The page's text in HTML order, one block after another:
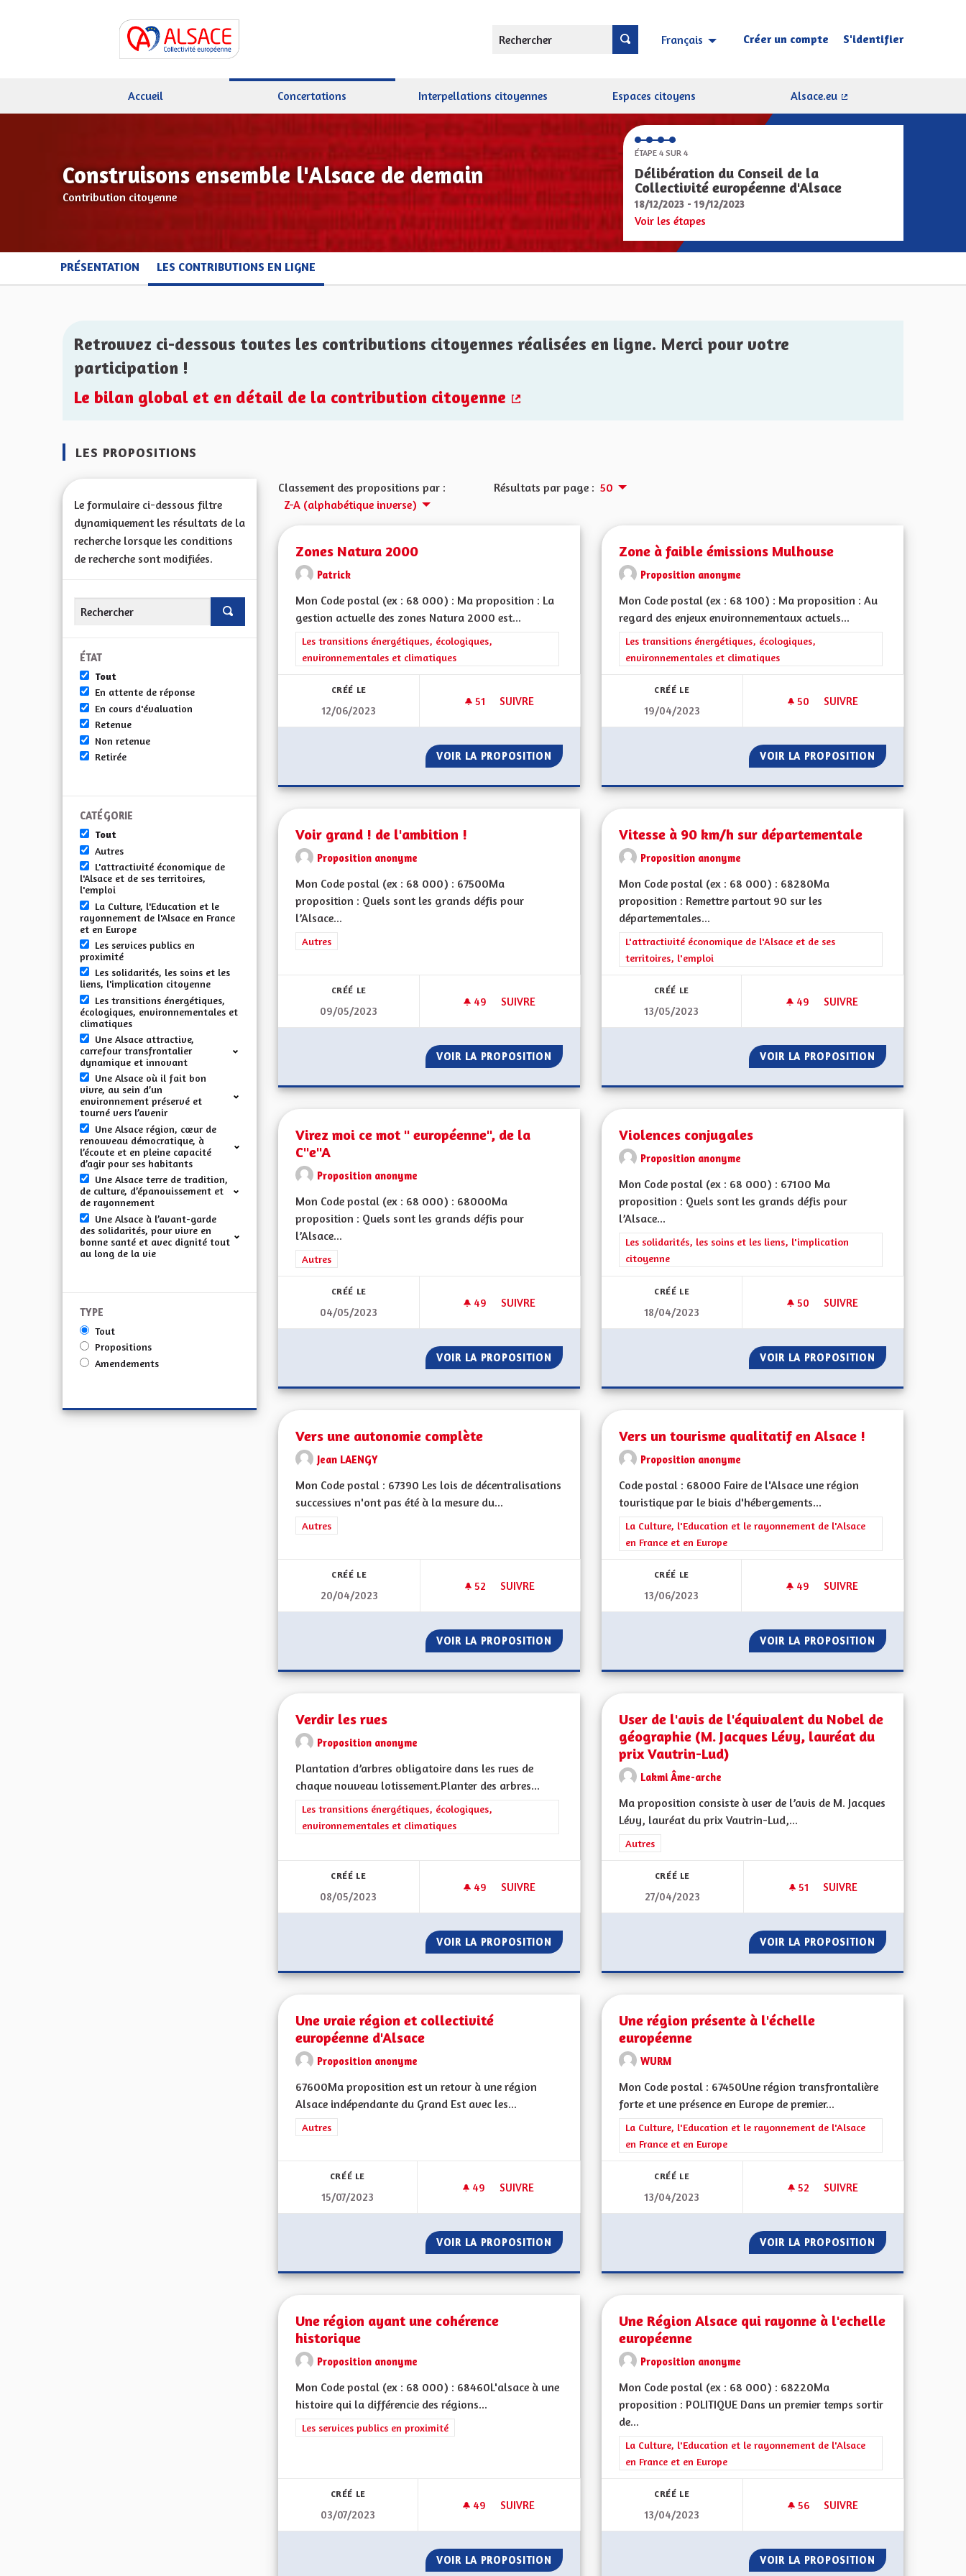
Rechercher Français Choisir la langue Sprache wählen
Créer un compte S'identifier
Accueil Concertations Interpellations citoyennes Espaces citoyens
Alsace.eu
Construisons ensemble l'Alsace de demain
Contribution citoyenne
ÉTAPE 4 SUR 4
Délibération du Conseil de la
Collectivité européenne d'Alsace
18/12/2023 - 19/12/2023
Voir les étapes
PRÉSENTATION LES CONTRIBUTIONS EN LIGNE
Retrouvez ci-dessous toutes les contributions citoyennes réalisées en ligne. Merci pour votre
participation !
Le bilan global et en détail de la contribution citoyenne
LES PROPOSITIONS
Le formulaire ci-dessous filtre
dynamiquement les résultats de la
recherche lorsque les conditions
de recherche sont modifiées.
ÉTAT
Tout
En attente de réponse
En cours d'évaluation
Retenue
Non retenue
Retirée
CATÉGORIE
Tout
Autres
L'attractivité économique de
l'Alsace et de ses territoires,
l'emploi
La Culture, l'Education et le
rayonnement de l'Alsace en France
et en Europe
Les services publics en
proximité
Les solidarités, les soins et les
liens, l'implication citoyenne
Les transitions énergétiques,
écologiques, environnementales et
climatiques
Une Alsace attractive,
carrefour transfrontalier
dynamique et innovant
Une Alsace où il fait bon
vivre, au sein d’un
environnement préservé et
tourné vers l’avenir
Une Alsace région, cœur de
renouveau démocratique, à
l’écoute et en pleine capacité
d’agir pour ses habitants
Une Alsace terre de tradition,
de culture, d’épanouissement et
de rayonnement
Une Alsace à l’avant-garde
des solidarités, pour vivre en
bonne santé et avec dignité tout
au long de la vie
TYPE
Tout
Propositions
Amendements
Classement des propositions par :
Z-A (alphabétique inverse)
Résultats par page : 50
Zones Natura 2000
Patrick
Mon Code postal (ex : 68 000) : Ma proposition : La
gestion actuelle des zones Natura 2000 est...
Filtrer les résultats de la catégorie : Les transitions énergétiques, écologiques, environnementales et climatiques
Les transitions énergétiques, écologiques,
environnementales et climatiques
CRÉÉ LE
12/06/2023
51 51 ABONNÉS
SUIVRE
VOIR LA PROPOSITION ZONES NATURA 2000
Zone à faible émissions Mulhouse
Proposition anonyme
Mon Code postal (ex : 68 100) : Ma proposition : Au
regard des enjeux environnementaux actuels...
Filtrer les résultats de la catégorie : Les transitions énergétiques,
Les transitions énergétiques, écologiques,
environnementales et climatiques
CRÉÉ LE
19/04/2023
50 50 ABONNÉS
SUIVRE
VOIR LA PROPOSITION ZONE À FAIBLE
Voir grand ! de l'ambition !
Proposition anonyme
Mon Code postal (ex : 68 000) : 67500Ma
proposition : Quels sont les grands défis pour
l’Alsace...
Filtrer les résultats de la catégorie : Autres
Autres
CRÉÉ LE
09/05/2023
49 49 ABONNÉS
SUIVRE
VOIR GRAND ! DE L'AMBITION !
VOIR LA PROPOSITION VOIR GRAND ! DE L'AMBITION !
Vitesse à 90 km/h sur départementale
Proposition anonyme
Mon Code postal (ex : 68 000) : 68280Ma
proposition : Remettre partout 90 sur les
départementales...
Filtrer les résultats de la catégorie : L'attractivité économique de l'Alsace
L'attractivité économique de l'Alsace et de ses
territoires, l'emploi
CRÉÉ LE
13/05/2023
49 49 ABONNÉS
SUIVRE
VOIR LA PROPOSITION VITESSE À 90
Virez moi ce mot " européenne", de la
C"e"A
Proposition anonyme
Mon Code postal (ex : 68 000) : 68000Ma
proposition : Quels sont les grands défis pour
l’Alsace...
Filtrer les résultats de la catégorie : Autres
Autres
CRÉÉ LE
04/05/2023
49 49 ABONNÉS
SUIVRE
VIREZ MOI CE MOT " EUROPÉENNE", DE LA C"E"A
VOIR LA PROPOSITION VIREZ MOI CE MOT " EUROPÉENNE", DE LA C"E"A
Violences conjugales
Proposition anonyme
Mon Code postal (ex : 68 000) : 67100 Ma
proposition : Quels sont les grands défis pour
l’Alsace...
Filtrer les résultats de la catégorie : Les solidarités, les soins et les liens,
Les solidarités, les soins et les liens, l'implication
citoyenne
CRÉÉ LE
18/04/2023
50 50 ABONNÉS
SUIVRE
VOIR LA PROPOSITION VIOLENCES
Vers une autonomie complète
Jean LAENGY
Mon Code postal : 67390 Les lois de décentralisations
successives n'ont pas été à la mesure du...
Filtrer les résultats de la catégorie : Autres
Autres
CRÉÉ LE
20/04/2023
52 52 ABONNÉS
SUIVRE
VERS UNE AUTONOMIE COMPLÈTE
VOIR LA PROPOSITION VERS UNE AUTONOMIE COMPLÈTE
Vers un tourisme qualitatif en Alsace !
Proposition anonyme
Code postal : 68000 Faire de l'Alsace une région
touristique par le biais d'hébergements...
Filtrer les résultats de la catégorie : La Culture, l'Education et le
La Culture, l'Education et le rayonnement de l'Alsace
en France et en Europe
CRÉÉ LE
13/06/2023
49 49 ABONNÉS
SUIVRE
VOIR LA PROPOSITION VERS UN
Verdir les rues
Proposition anonyme
Plantation d’arbres obligatoire dans les rues de
chaque nouveau lotissement.Planter des arbres...
Filtrer les résultats de la catégorie : Les transitions énergétiques, écologiques, environnementales et climatiques
Les transitions énergétiques, écologiques,
environnementales et climatiques
CRÉÉ LE
08/05/2023
49 49 ABONNÉS
SUIVRE
VOIR LA PROPOSITION VERDIR LES RUES
User de l'avis de l'équivalent du Nobel de
géographie (M. Jacques Lévy, lauréat du
prix Vautrin-Lud)
Lakmi Âme-arche
Ma proposition consiste à user de l’avis de M. Jacques
Lévy, lauréat du prix Vautrin-Lud,...
Filtrer les résultats de la catégorie : Autres
Autres
CRÉÉ LE
27/04/2023
51 51 ABONNÉS
SUIVRE
VOIR LA PROPOSITION USER DE L'AVIS
Une vraie région et collectivité
européenne d'Alsace
Proposition anonyme
67600Ma proposition est un retour à une région
Alsace indépendante du Grand Est avec les...
Filtrer les résultats de la catégorie : Autres
Autres
CRÉÉ LE
15/07/2023
49 49 ABONNÉS
SUIVRE
UNE VRAIE RÉGION ET COLLECTIVITÉ EUROPÉENNE D'ALSACE
VOIR LA PROPOSITION UNE VRAIE RÉGION ET COLLECTIVITÉ EUROPÉENNE D'ALSACE
Une région présente à l'échelle
européenne
WURM
Mon Code postal : 67450Une région transfrontalière
forte et une présence en Europe de premier...
Filtrer les résultats de la catégorie : La Culture, l'Education et le
La Culture, l'Education et le rayonnement de l'Alsace
en France et en Europe
CRÉÉ LE
13/04/2023
52 52 ABONNÉS
SUIVRE
VOIR LA PROPOSITION UNE RÉGION
Une région ayant une cohérence
historique
Proposition anonyme
Mon Code postal (ex : 68 000) : 68460L'alsace à une
histoire qui la différencie des régions...
Filtrer les résultats de la catégorie : Les services publics en proximité
Les services publics en proximité
CRÉÉ LE
03/07/2023
49 49 ABONNÉS
SUIVRE
UNE RÉGION AYANT UNE COHÉRENCE HISTORIQUE
VOIR LA PROPOSITION UNE RÉGION AYANT UNE COHÉRENCE HISTORIQUE
Une Région Alsace qui rayonne à l'echelle
européenne
Proposition anonyme
Mon Code postal (ex : 68 000) : 68220Ma
proposition : POLITIQUE Dans un premier temps sortir
de...
Filtrer les résultats de la catégorie : La Culture, l'Education et le
La Culture, l'Education et le rayonnement de l'Alsace
en France et en Europe
CRÉÉ LE
13/04/2023
56 56 ABONNÉS
SUIVRE
VOIR LA PROPOSITION UNE RÉGION